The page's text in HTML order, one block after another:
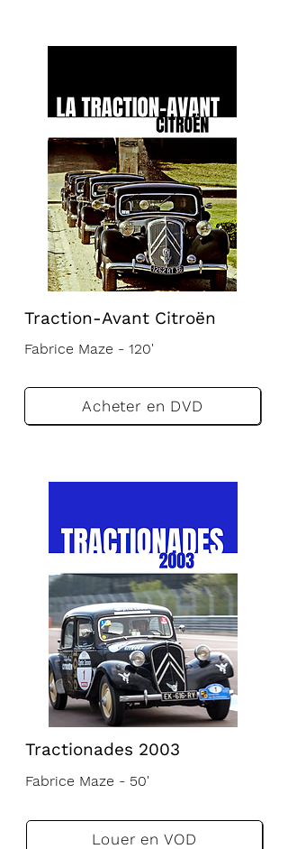
Traction-Avant Citroën
Fabrice Maze - 120'
Acheter en DVD
Tractionades 2003
Fabrice Maze - 50'
Louer en VOD